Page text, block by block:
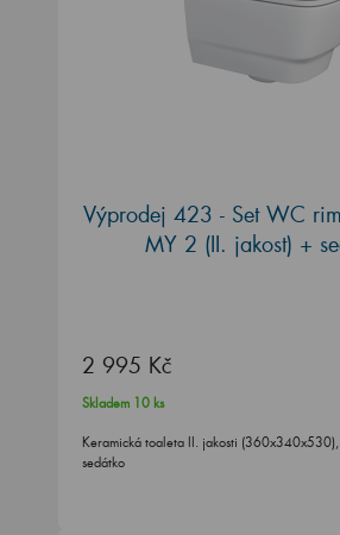
Výprodej 423 - Set WC
MY 2 (II. jakost) +
2 995 Kč
Skladem 10 ks
Keramická toaleta II. jakosti (360x340x530),
sedátko